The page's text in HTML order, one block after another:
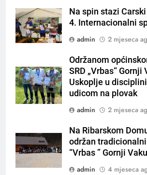
Na spin stazi
4. Internacionalni
admin
2 mjeseca
Održanom
SRD „Vrbas“ Gornji
Uskoplje u
udicom na plovak
admin
2 mjeseca
Na Ribarskom
održan
“Vrbas ” Gornji
admin
4 mjeseca